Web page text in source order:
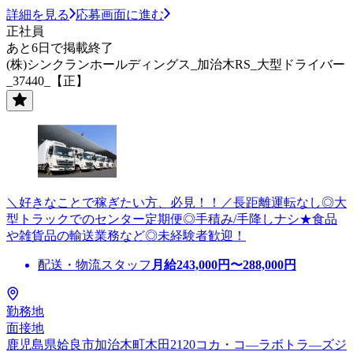
詳細を見る
応募画面に進む
正社員
あと6日で掲載終了
(株)シンクランホールディングス_加治木RS_大型ドライバー
_37440_【正】
＼好きなことで稼ぎたい方、必見！！／長距離運転なし◎大
型トラックでのセンター定期便◎手積み/手降しナシ★食品
や雑貨品の輸送業務など◎未経験者歓迎！
配送・物流スタッフ 月給243,000円〜288,000円
勤務地
面接地
鹿児島県姶良市加治木町木田2120コカ・コ―ラボトラ―ズジ